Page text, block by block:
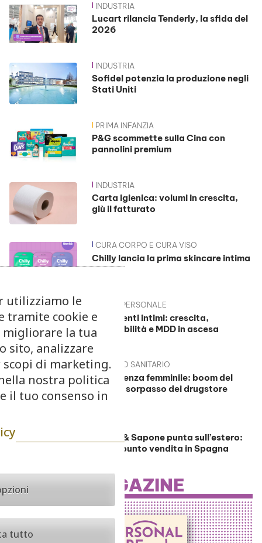
INDUSTRIA
Lucart rilancia Tenderly, la sfida del
2026
INDUSTRIA
Sofidel potenzia la produzione negli
Stati Uniti
PRIMA INFANZIA
P&G scommette sulla Cina con
pannolini premium
INDUSTRIA
Carta igienica: volumi in crescita,
giù il fatturato
CURA CORPO E CURA VISO
Chilly lancia la prima skincare intima
IGIENE PERSONALE
Detergenti intimi: crescita,
sostenibilità e MDD in ascesa
IGIENICO SANITARIO
Assorbenza femminile: boom del
green e sorpasso dei drugstore
Acqua & Sapone punta sull’estero:
nuovo punto vendita in Spagna
MAGAZINE
utilizziamo le
tramite cookie e
la tua
sito, analizzare
di marketing.
nostra politica
il tuo consenso in
tutto